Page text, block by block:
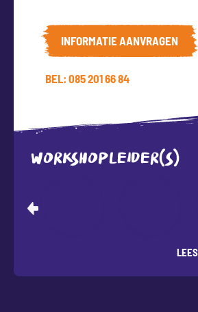
INFORMATIE AANVRAGEN
BEL: 085 201 66 84
WORKSHOPLEIDER(S)